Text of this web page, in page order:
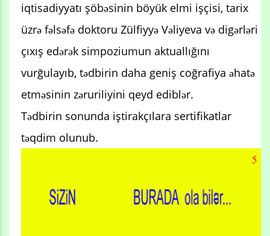
iqtisadiyyatı şöbəsinin böyük elmi işçisi, tarix
üzrə fəlsəfə doktoru Zülfiyyə Vəliyeva və digərləri
çıxış edərək simpoziumun aktuallığını
vurğulayıb, tədbirin daha geniş coğrafiya əhatə
etməsinin zəruriliyini qeyd ediblər.
Tədbirin sonunda iştirakçılara sertifikatlar
təqdim olunub.